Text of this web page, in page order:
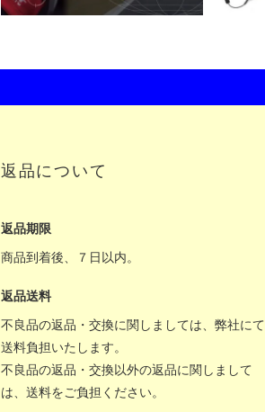
返品について
返品期限
商品到着後、７日以内。
返品送料
不良品の返品・交換に関しましては、弊社にて
送料負担いたします。
不良品の返品・交換以外の返品に関しまして
は、送料をご負担ください。